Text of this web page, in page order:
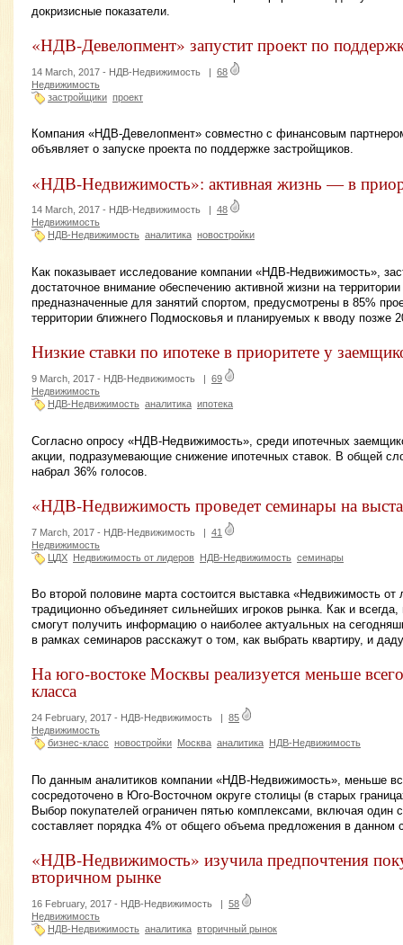
докризисные показатели.
«НДВ-Девелопмент» запустит проект по
14 March, 2017 - НДВ-Недвижимость | 68
Недвижимость
застройщики проект
Компания «НДВ-Девелопмент» совместно с финансовым
объявляет о запуске проекта по поддержке застройщиков.
«НДВ-Недвижимость»: активная жизнь — в
14 March, 2017 - НДВ-Недвижимость
48
Недвижимость
НДВ-Недвижимость аналитика новостройки
Как показывает исследование компании «НДВ-Недвижимость»,
достаточное внимание обеспечению активной жизни на
предназначенные для занятий спортом, предусмотрены в 85%
территории ближнего Подмосковья и планируемых к вводу позже
Низкие ставки по ипотеке в приоритете у
9 March, 2017 - НДВ-Недвижимость | 69
Недвижимость
НДВ-Недвижимость аналитика ипотека
Согласно опросу «НДВ-Недвижимость», среди ипотечных
акции, подразумевающие снижение ипотечных ставок. В общей
набрал 36% голосов.
«НДВ-Недвижимость проведет семинары на
7 March, 2017 - НДВ-Недвижимость | 41
Недвижимость
ЦДХ Недвижимость от лидеров НДВ-Недвижимость семинары
Во второй половине марта состоится выставка «Недвижимость от
традиционно объединяет сильнейших игроков рынка. Как и
смогут получить информацию о наиболее актуальных на
в рамках семинаров расскажут о том, как выбрать квартиру, и
На юго-востоке Москвы реализуется меньше
класса
24 February, 2017 - НДВ-Недвижимость | 85
Недвижимость
бизнес-класс новостройки Москва аналитика НДВ-Недвижимость
По данным аналитиков компании «НДВ-Недвижимость», меньше
сосредоточено в Юго-Восточном округе столицы (в старых
Выбор покупателей ограничен пятью комплексами, включая один
составляет порядка 4% от общего объема предложения в данном
«НДВ-Недвижимость» изучила предпочтения
вторичном рынке
16 February, 2017 - НДВ-Недвижимость | 58
Недвижимость
НДВ-Недвижимость аналитика вторичный рынок